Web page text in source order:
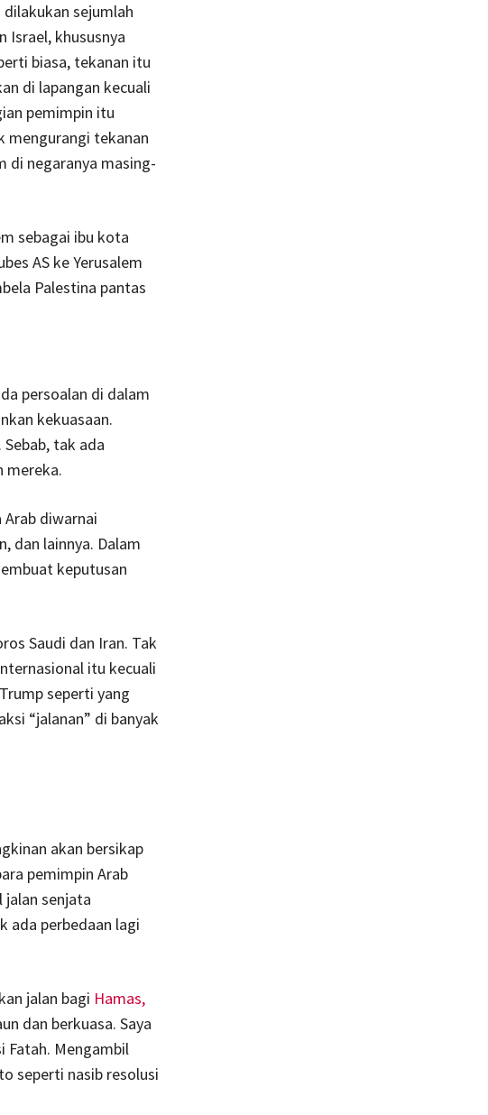
sejumlah
Israel, khususnya
biasa, tekanan itu
di lapangan kecuali
pemimpin itu
mengurangi tekanan
di negaranya masing-
sebagai ibu kota
AS ke Yerusalem
Palestina pantas
persoalan di dalam
kekuasaan.
tak ada
mereka.
diwarnai
dan lainnya. Dalam
keputusan
Saudi dan Iran. Tak
itu kecuali
seperti yang
“jalanan” di banyak
akan bersikap
pemimpin Arab
jalan senjata
ada perbedaan lagi
jalan bagi Hamas,
dan berkuasa. Saya
Fatah. Mengambil
seperti nasib resolusi